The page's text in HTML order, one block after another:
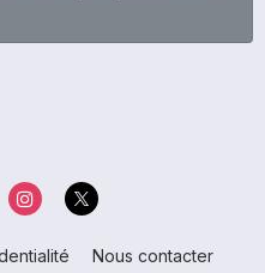
Nous contacter